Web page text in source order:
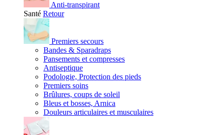
Anti-transpirant
Santé Retour
Premiers secours
Bandes & Sparadraps
Pansements et compresses
Antiseptique
Podologie, Protection des pieds
Premiers soins
Brûlures, coups de soleil
Bleus et bosses, Arnica
Douleurs articulaires et musculaires